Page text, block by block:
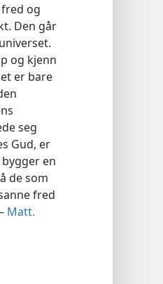
og
Den går
og kjenn
er bare
seg
Gud, er
en
de som
fred
Matt.